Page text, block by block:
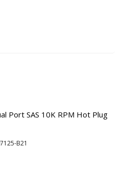
Port SAS 10K RPM Hot Plug
B21